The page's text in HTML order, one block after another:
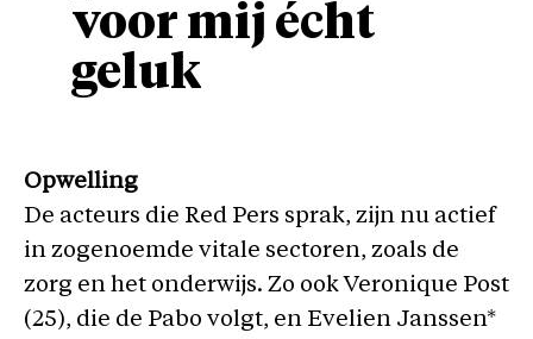
voor mij écht
geluk
Opwelling
De acteurs die Red Pers sprak, zijn nu actief
in zogenoemde vitale sectoren, zoals de
zorg en het onderwijs. Zo ook Veronique Post
(25), die de Pabo volgt, en Evelien Janssen*